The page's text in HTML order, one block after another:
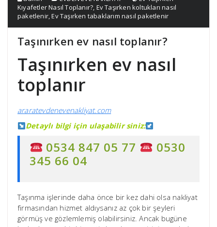
Kıyafetler Nasıl Toplanır?, Ev Taşırken koltukları nasıl
paketlenir,Ev Taşırken tabaklarım nasıl paketlenir
Taşınırken ev nasıl toplanır?
Taşınırken ev nasıl
toplanır
araratevdenevenakliyat.com
Detaylı bilgi için ulaşabilir siniz:
0534 847 05 77
0530
345 66 04
Taşınma işlerinde daha önce bir kez dahi olsa nakliyat
firmasından hizmet aldıysanız az çok bir şeyleri
görmüş ve gözlemlemiş olabilirsiniz. Ancak bugüne